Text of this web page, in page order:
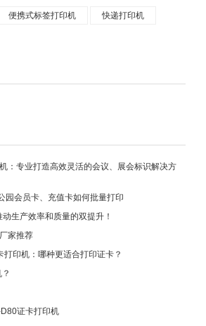
便携式标签打印机 快递打印机
：专业打造高效灵活的会议、展会标识解决方
园会员卡、充值卡如何批量打印
生产效率和质量的双提升！
家推荐
印机：哪种更适合打印证卡？
D80证卡打印机